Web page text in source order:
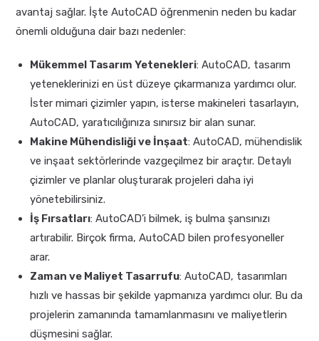
avantaj sağlar. İşte AutoCAD öğrenmenin neden bu kadar
önemli olduğuna dair bazı nedenler:
Mükemmel Tasarım Yetenekleri: AutoCAD, tasarım
yeteneklerinizi en üst düzeye çıkarmanıza yardımcı olur.
İster mimari çizimler yapın, isterse makineleri tasarlayın,
AutoCAD, yaratıcılığınıza sınırsız bir alan sunar.
Makine Mühendisliği ve İnşaat: AutoCAD, mühendislik
ve inşaat sektörlerinde vazgeçilmez bir araçtır. Detaylı
çizimler ve planlar oluşturarak projeleri daha iyi
yönetebilirsiniz.
İş Fırsatları: AutoCAD’i bilmek, iş bulma şansınızı
artırabilir. Birçok firma, AutoCAD bilen profesyoneller
arar.
Zaman ve Maliyet Tasarrufu: AutoCAD, tasarımları
hızlı ve hassas bir şekilde yapmanıza yardımcı olur. Bu da
projelerin zamanında tamamlanmasını ve maliyetlerin
düşmesini sağlar.